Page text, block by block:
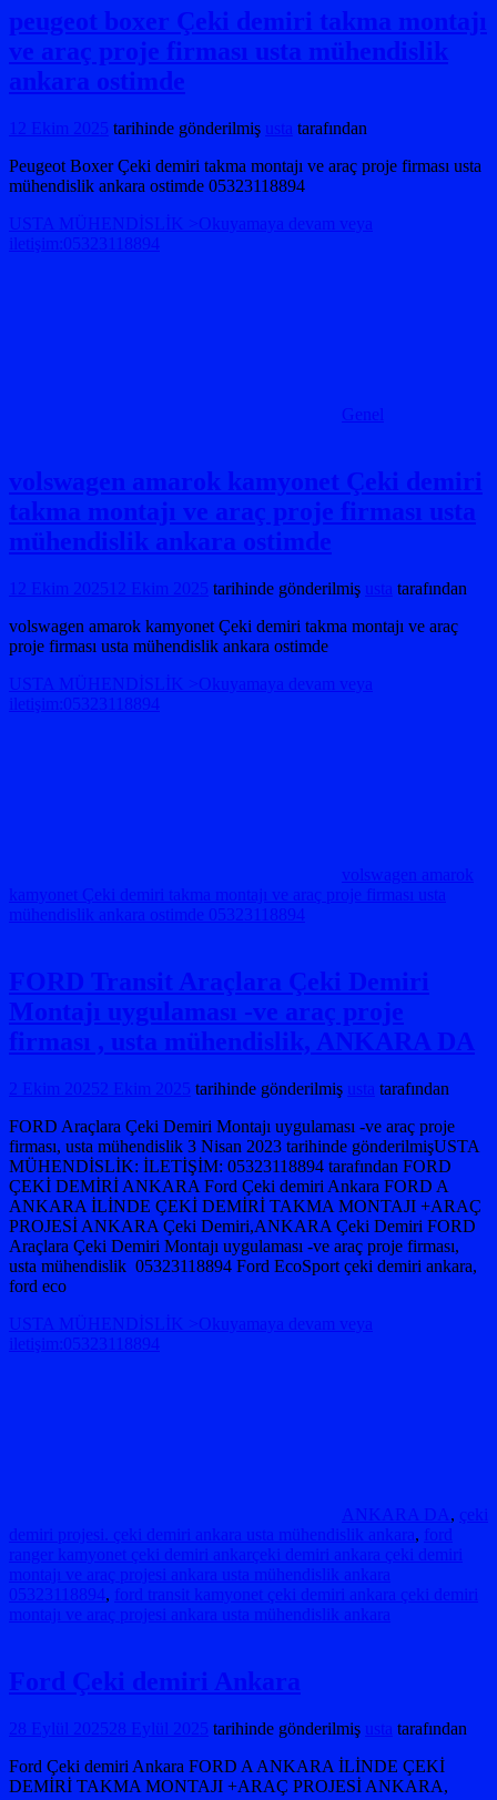
peugeot boxer Çeki demiri takma montajı
ve araç proje firması usta mühendislik
ankara ostimde
12 Ekim 2025 tarihinde gönderilmiş usta tarafından
Peugeot Boxer Çeki demiri takma montajı ve araç proje firması usta
mühendislik ankara ostimde 05323118894
USTA MÜHENDİSLİK >Okuyamaya devam veya
iletişim:05323118894
Genel
volswagen amarok kamyonet Çeki demiri
takma montajı ve araç proje firması usta
mühendislik ankara ostimde
12 Ekim 2025 12 Ekim 2025 tarihinde gönderilmiş usta tarafından
volswagen amarok kamyonet Çeki demiri takma montajı ve araç
proje firması usta mühendislik ankara ostimde
USTA MÜHENDİSLİK >Okuyamaya devam veya
iletişim:05323118894
volswagen amarok
kamyonet Çeki demiri takma montajı ve araç proje firması usta
mühendislik ankara ostimde 05323118894
FORD Transit Araçlara Çeki Demiri
Montajı uygulaması -ve araç proje
firması , usta mühendislik, ANKARA DA
2 Ekim 20252 Ekim 2025 tarihinde gönderilmiş usta tarafından
FORD Araçlara Çeki Demiri Montajı uygulaması -ve araç proje
firması, usta mühendislik 3 Nisan 2023 tarihinde gönderilmişUSTA
MÜHENDİSLİK: İLETİŞİM: 05323118894 tarafından FORD
ÇEKİ DEMİRİ ANKARA Ford Çeki demiri Ankara FORD A
ANKARA İLİNDE ÇEKİ DEMİRİ TAKMA MONTAJI +ARAÇ
PROJESİ ANKARA Çeki Demiri,ANKARA Çeki Demiri FORD
Araçlara Çeki Demiri Montajı uygulaması -ve araç proje firması,
usta mühendislik 05323118894 Ford EcoSport çeki demiri ankara,
ford eco
USTA MÜHENDİSLİK >Okuyamaya devam veya
iletişim:05323118894
ANKARA DA, çeki
demiri projesi. çeki demiri ankara usta mühendislik ankara, ford
ranger kamyonet çeki demiri ankarçeki demiri ankara çeki demiri
montajı ve araç projesi ankara usta mühendislik ankara
05323118894, ford transit kamyonet çeki demiri ankara çeki demiri
montajı ve araç projesi ankara usta mühendislik ankara
Ford Çeki demiri Ankara
28 Eylül 202528 Eylül 2025 tarihinde gönderilmiş usta tarafından
Ford Çeki demiri Ankara FORD A ANKARA İLİNDE ÇEKİ
DEMİRİ TAKMA MONTAJI +ARAÇ PROJESİ ANKARA,